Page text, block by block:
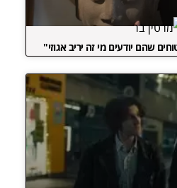
שהם יודעים מי זה יריב אגוזי"